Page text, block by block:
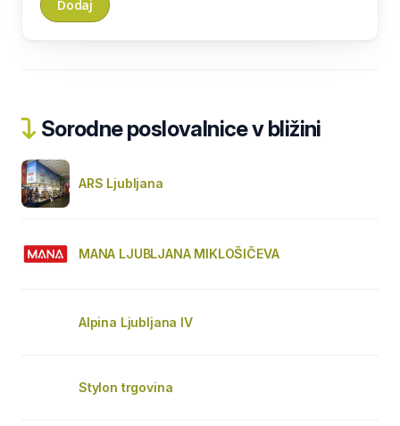
Sorodne poslovalnice v bližini
ARS Ljubljana
MANA LJUBLJANA MIKLOŠIČEVA
Alpina Ljubljana IV
Stylon trgovina